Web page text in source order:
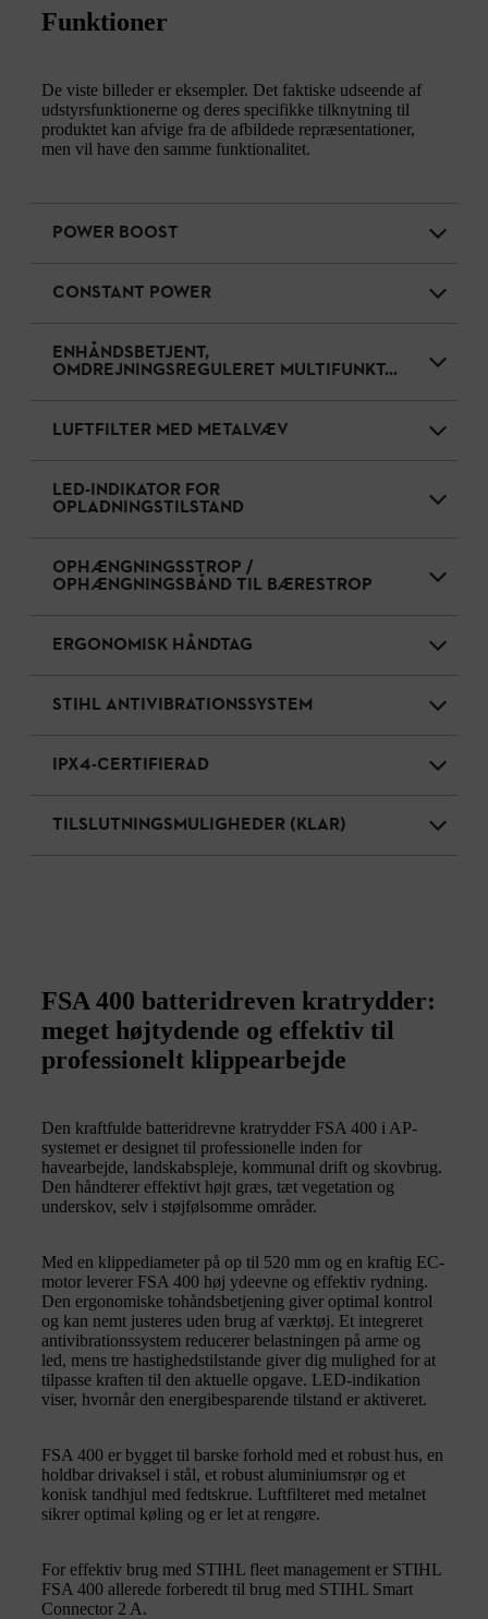
Funktioner
De viste billeder er eksempler. Det faktiske udseende af
udstyrsfunktionerne og deres specifikke tilknytning til
produktet kan afvige fra de afbildede repræsentationer,
men vil have den samme funktionalitet.
POWER BOOST
CONSTANT POWER
ENHÅNDSBETJENT,
OMDREJNINGSREGULERET MULTIFUNKT...
LUFTFILTER MED METALVÆV
LED-INDIKATOR FOR
OPLADNINGSTILSTAND
OPHÆNGNINGSSTROP /
OPHÆNGNINGSBÅND TIL BÆRESTROP
ERGONOMISK HÅNDTAG
STIHL ANTIVIBRATIONSSYSTEM
IPX4-CERTIFIERAD
TILSLUTNINGSMULIGHEDER (KLAR)
FSA 400 batteridreven kratrydder:
meget højtydende og effektiv til
professionelt klippearbejde
Den kraftfulde batteridrevne kratrydder FSA 400 i AP-
systemet er designet til professionelle inden for
havearbejde, landskabspleje, kommunal drift og skovbrug.
Den håndterer effektivt højt græs, tæt vegetation og
underskov, selv i støjfølsomme områder.
Med en klippediameter på op til 520 mm og en kraftig EC-
motor leverer FSA 400 høj ydeevne og effektiv rydning.
Den ergonomiske tohåndsbetjening giver optimal kontrol
og kan nemt justeres uden brug af værktøj. Et integreret
antivibrationssystem reducerer belastningen på arme og
led, mens tre hastighedstilstande giver dig mulighed for at
tilpasse kraften til den aktuelle opgave. LED-indikation
viser, hvornår den energibesparende tilstand er aktiveret.
FSA 400 er bygget til barske forhold med et robust hus, en
holdbar drivaksel i stål, et robust aluminiumsrør og et
konisk tandhjul med fedtskrue. Luftfilteret med metalnet
sikrer optimal køling og er let at rengøre.
For effektiv brug med STIHL fleet management er STIHL
FSA 400 allerede forberedt til brug med STIHL Smart
Connector 2 A.